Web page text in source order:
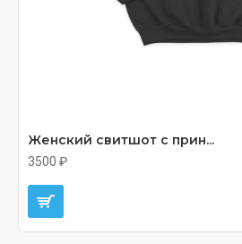
Женский свитшот с прин...
3500 ₽